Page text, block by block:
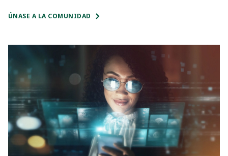
ÚNASE A LA COMUNIDAD